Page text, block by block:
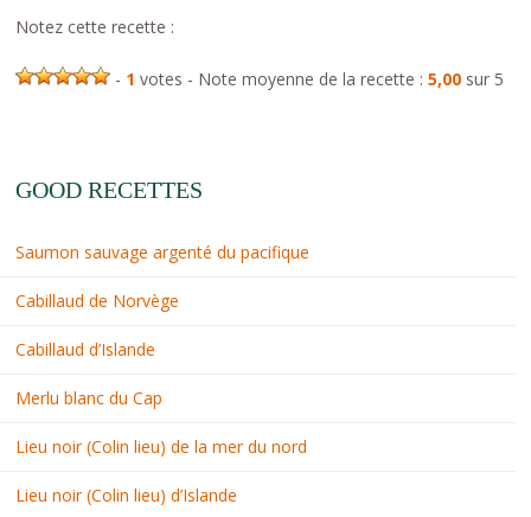
Notez cette recette :
- 1 votes - Note moyenne de la recette :5,00 sur 5
GOOD RECETTES
Saumon sauvage argenté du pacifique
Cabillaud de Norvège
Cabillaud d’Islande
Merlu blanc du Cap
Lieu noir (Colin lieu) de la mer du nord
Lieu noir (Colin lieu) d’Islande